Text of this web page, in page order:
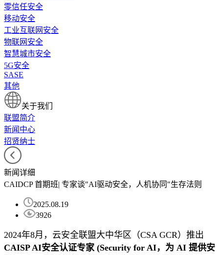
零信任安全
移动安全
工业互联网安全
物联网安全
智慧城市安全
5G安全
SASE
其他
关于我们
联盟简介
新闻中心
招贤纳士
新闻详细
CAIDCP 首期班| 专家谈"AI驱动安全，人机协同"生存法则
2025.08.19
3926
2024年8月，云安全联盟大中华区（CSA GCR）推出
CAISP AI安全认证专家 (Security for AI，为 AI 提供安